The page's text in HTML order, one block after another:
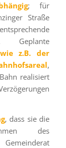
; für
Straße
Geplante
z.B. der
,
realisiert
, dass sie die
des